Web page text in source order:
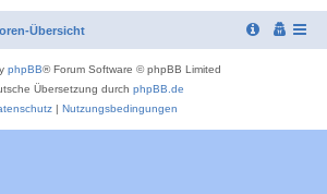
Übersicht
phpBB® Forum Software © phpBB Limited
Übersetzung durch phpBB.de
| Nutzungsbedingungen